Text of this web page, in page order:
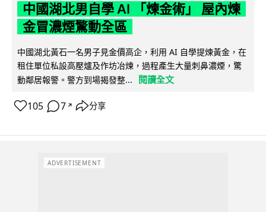
中國湖北男自學 AI 「煉金術」 屋內煉
金冒濃煙驚動全區
中國湖北黃石一名男子見金價高企，利用 AI 自學提煉黃金，在
租住單位私設高壓爐及作坊冶煉，過程產生大量刺鼻濃煙，驚
動鄰居報警。警方到場揭發整...
閱讀全文
105 7 ↗ 分享
ADVERTISEMENT